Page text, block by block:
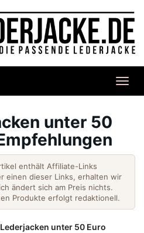
unter 50
enthält Affiliate-Links
einen dieser Links, erhalten wir
ändert sich am Preis nichts.
Produkte erfolgt redaktionell.
unter 50 Euro